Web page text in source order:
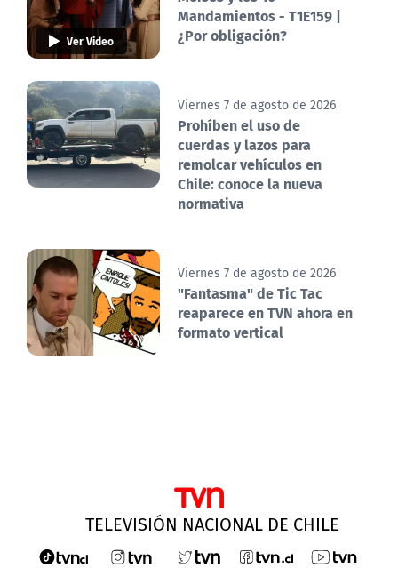
Ver Video
Mandamientos - T1E159 |
¿Por obligación?
Viernes 7 de agosto de 2026
Prohíben el uso de
cuerdas y lazos para
remolcar vehículos en
Chile: conoce la nueva
normativa
Viernes 7 de agosto de 2026
"Fantasma" de Tic Tac
reaparece en TVN ahora en
formato vertical
TELEVISIÓN NACIONAL DE CHILE